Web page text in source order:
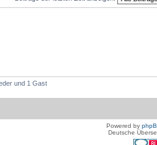
und 1 Gast
Powered by
Deutsche